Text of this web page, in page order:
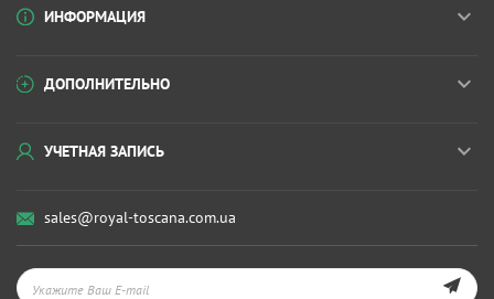
ИНФОРМАЦИЯ
ДОПОЛНИТЕЛЬНО
УЧЕТНАЯ ЗАПИСЬ
sales@royal-toscana.com.ua